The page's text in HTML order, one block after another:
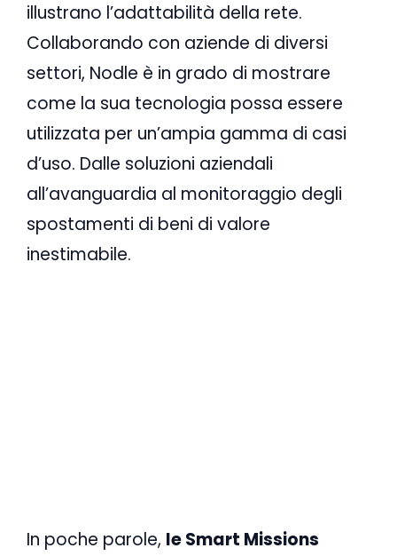
illustrano l’adattabilità della rete.
Collaborando con aziende di diversi
settori, Nodle è in grado di mostrare
come la sua tecnologia possa essere
utilizzata per un’ampia gamma di casi
d’uso. Dalle soluzioni aziendali
all’avanguardia al monitoraggio degli
spostamenti di beni di valore
inestimabile.
In poche parole, le Smart Missions